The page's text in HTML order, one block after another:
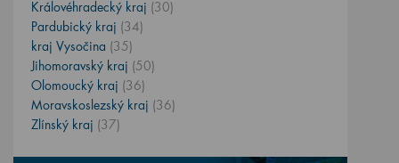
Královéhradecký kraj (30)
Pardubický kraj (34)
kraj Vysočina (35)
Jihomoravský kraj (50)
Olomoucký kraj (36)
Moravskoslezský kraj (36)
Zlínský kraj (37)